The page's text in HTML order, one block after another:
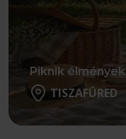
Piknik élmények
TISZAFÜRED